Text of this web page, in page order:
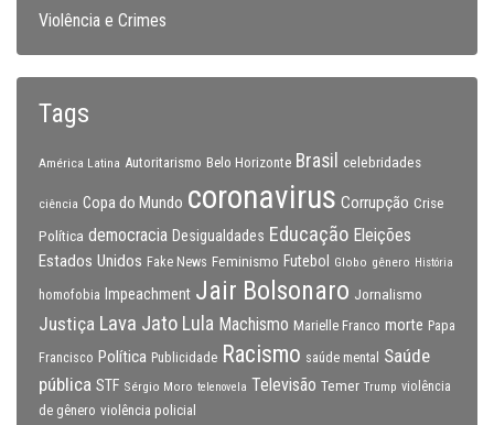
Violência e Crimes
Tags
América Latina Autoritarismo Belo Horizonte Brasil celebridades
ciência Copa do Mundo coronavirus Corrupção Crise
Política democracia Desigualdades Educação Eleições
Estados Unidos Fake News Feminismo Futebol Globo gênero História
homofobia Impeachment Jair Bolsonaro Jornalismo
Justiça Lava Jato Lula Machismo Marielle Franco morte Papa
Francisco Política Publicidade Racismo saúde mental
Saúde
pública STF Sérgio Moro telenovela Televisão Temer Trump violência
de gênero violência policial